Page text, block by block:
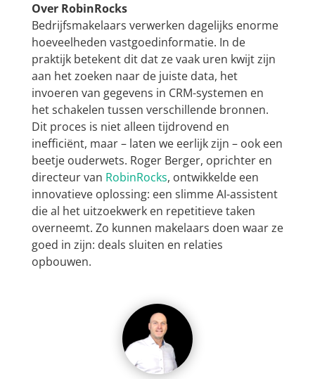
Over RobinRocks
Bedrijfsmakelaars verwerken dagelijks enorme
hoeveelheden vastgoedinformatie. In de
praktijk betekent dit dat ze vaak uren kwijt zijn
aan het zoeken naar de juiste data, het
invoeren van gegevens in CRM-systemen en
het schakelen tussen verschillende bronnen.
Dit proces is niet alleen tijdrovend en
inefficiënt, maar – laten we eerlijk zijn – ook een
beetje ouderwets. Roger Berger, oprichter en
directeur van RobinRocks, ontwikkelde een
innovatieve oplossing: een slimme AI-assistent
die al het uitzoekwerk en repetitieve taken
overneemt. Zo kunnen makelaars doen waar ze
goed in zijn: deals sluiten en relaties
opbouwen.